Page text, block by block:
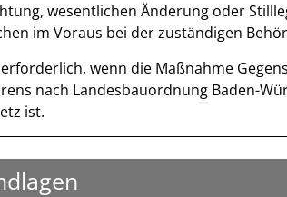
wesentlichen Änderung oder
im Voraus bei der zuständigen
wenn die Maßnahme
nach Landesbauordnung Baden-
ist.